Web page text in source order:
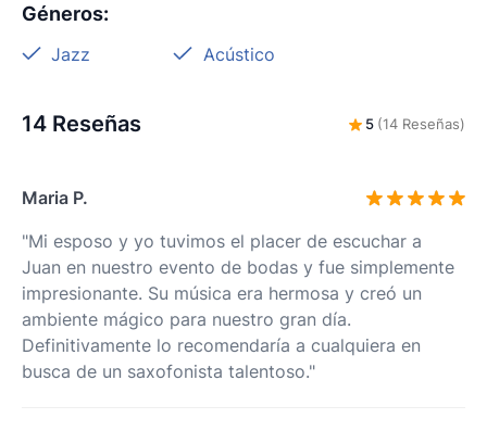
Géneros:
Jazz Acústico
14 Reseñas 5 (14 Reseñas)
Maria P.
"Mi esposo y yo tuvimos el placer de escuchar a
Juan en nuestro evento de bodas y fue simplemente
impresionante. Su música era hermosa y creó un
ambiente mágico para nuestro gran día.
Definitivamente lo recomendaría a cualquiera en
busca de un saxofonista talentoso."